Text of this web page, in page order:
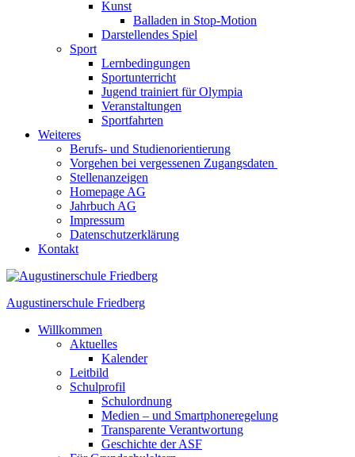
Kunst
Balladen in Stop-Motion
Darstellendes Spiel
Sport
Lernbedingungen
Sportunterricht
Jugend trainiert für Olympia
Veranstaltungen
Sportfahrten
Weiteres
Berufs- und Studienorientierung
Vorgehen bei vergessenen Zugangsdaten
Stellenanzeigen
Homepage AG
Jahrbuch AG
Impressum
Datenschutzerklärung
Kontakt
Augustinerschule Friedberg
Willkommen
Aktuelles
Kalender
Leitbild
Schulprofil
Schulordnung
Medien – und Smartphoneregelung
Transparente Verantwortung
Geschichte der ASF